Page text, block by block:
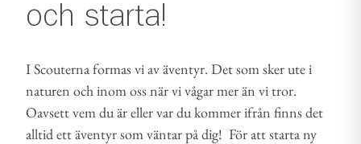
och starta!
I Scouterna formas vi av äventyr. Det som sker ute i
naturen och inom oss när vi vågar mer än vi tror.
Oavsett vem du är eller var du kommer ifrån finns det
alltid ett äventyr som väntar på dig! För att starta ny